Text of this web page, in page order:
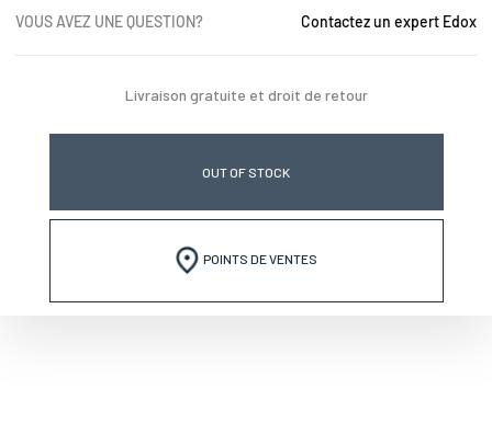
VOUS AVEZ UNE QUESTION? Contactez un expert Edox
Livraison gratuite et droit de retour
OUT OF STOCK
POINTS DE VENTES